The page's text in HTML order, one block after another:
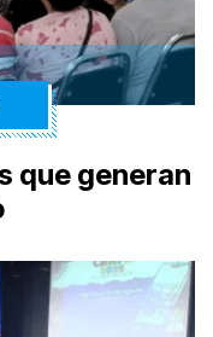
que generan